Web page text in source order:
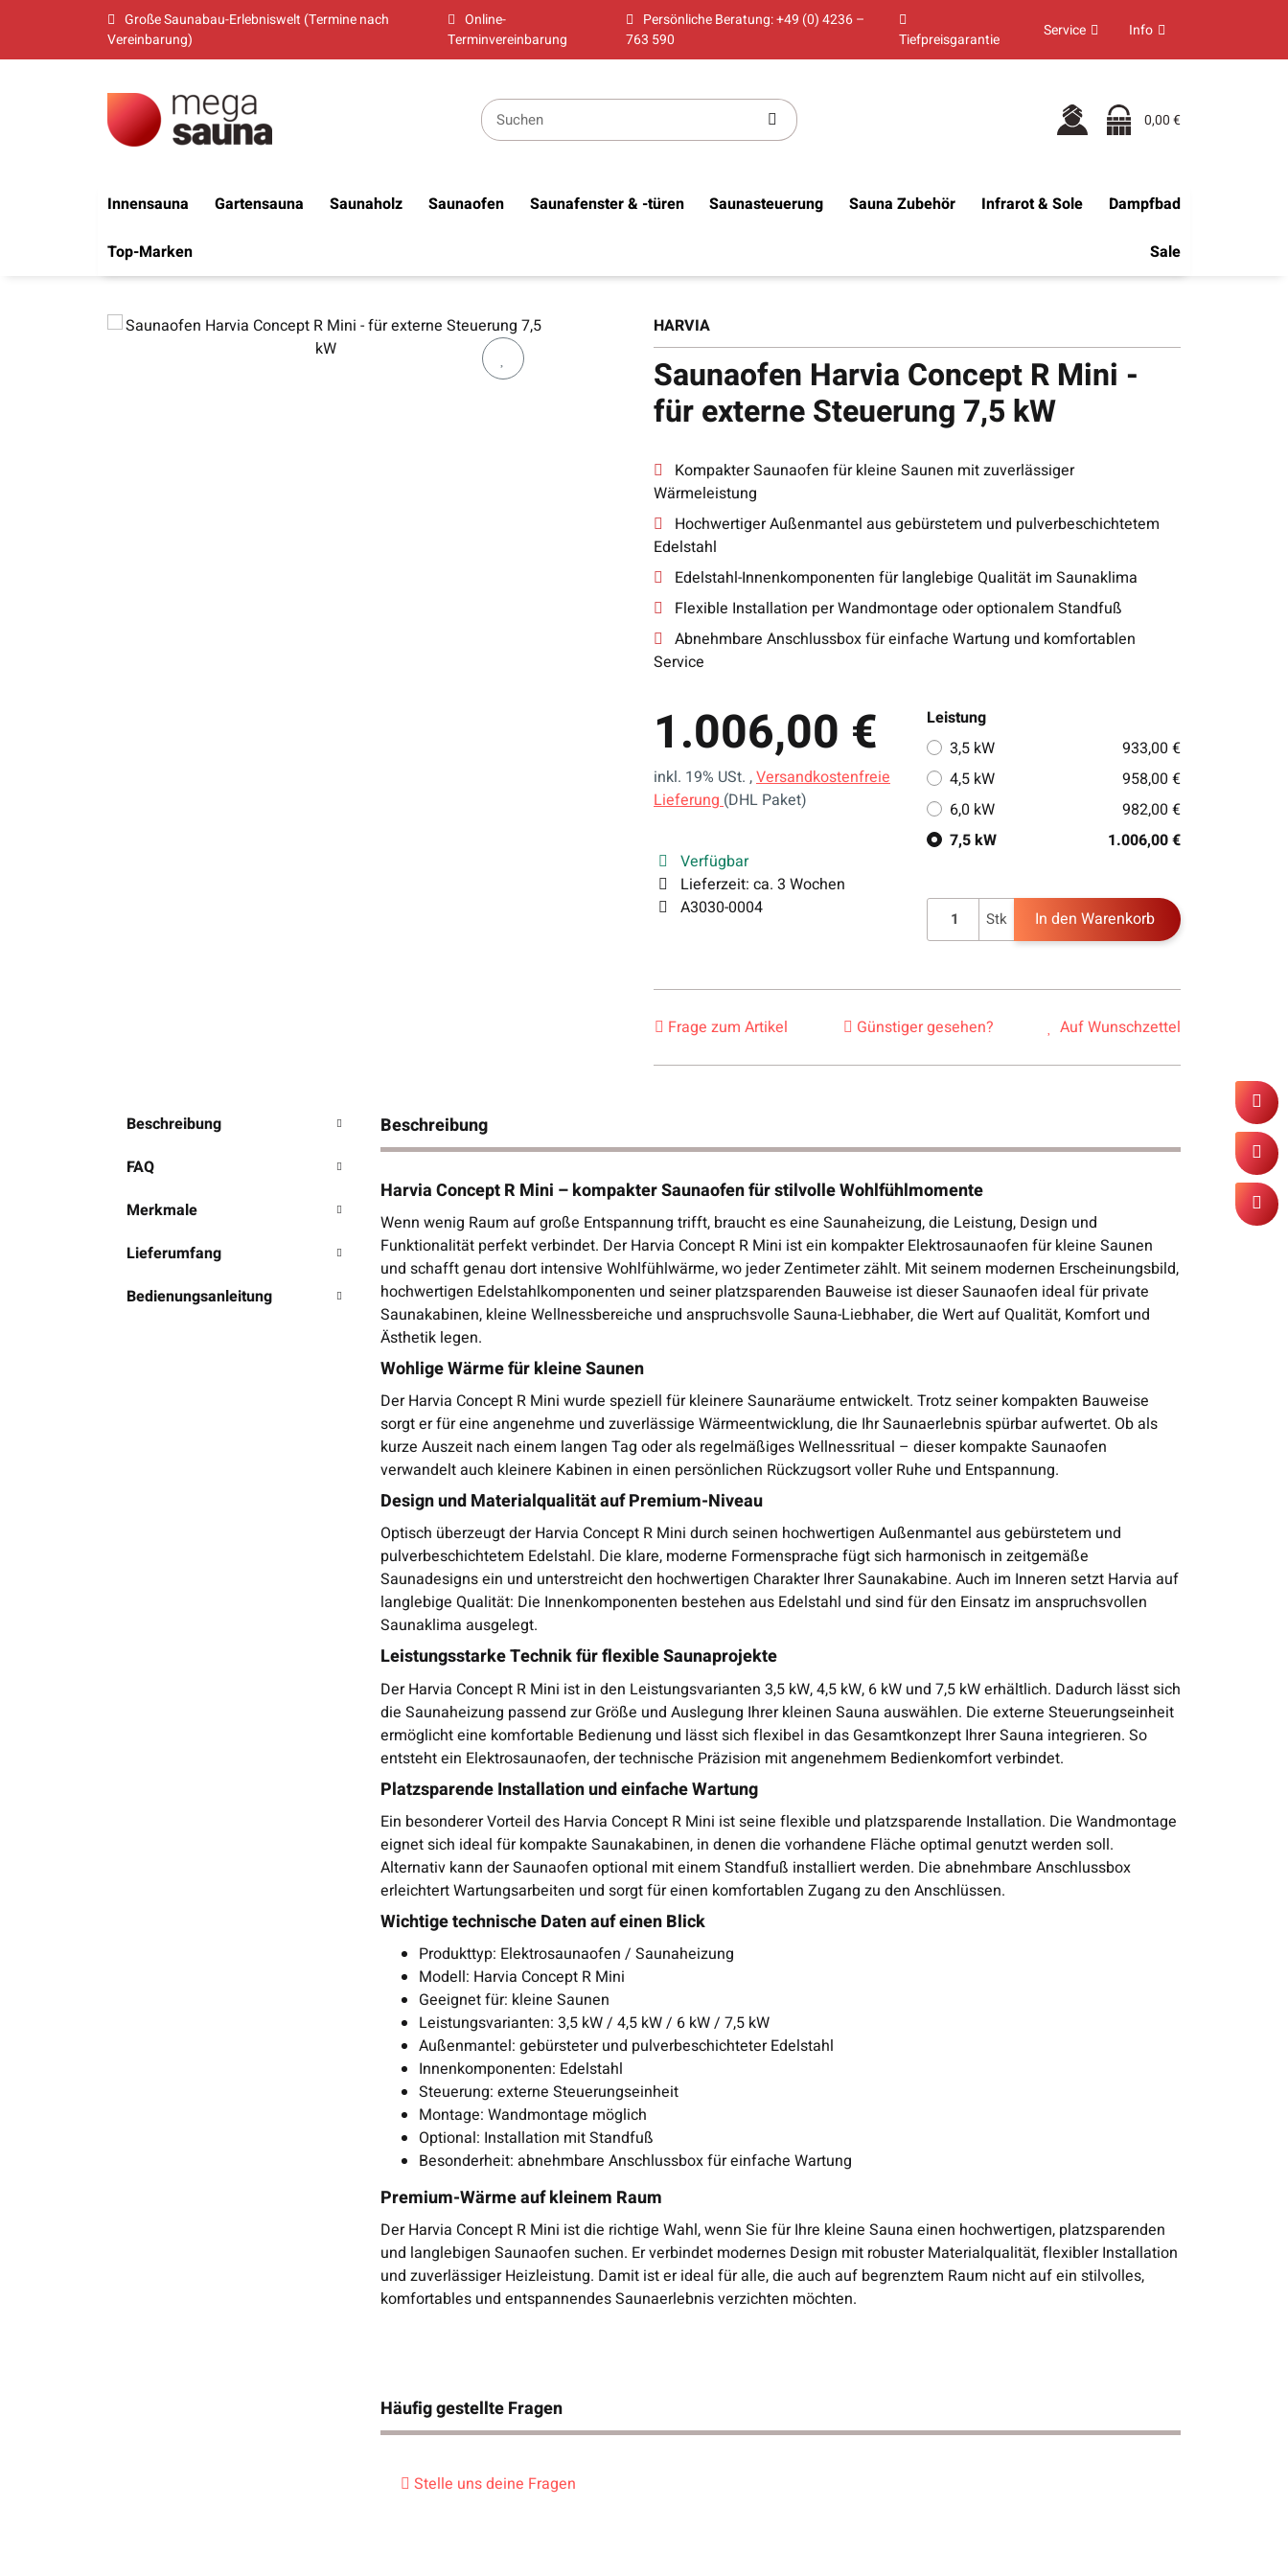
Große Saunabau-Erlebniswelt (Termine nach
Vereinbarung)
Online-
Terminvereinbarung
Persönliche Beratung: +49 (0) 4236 –
763 590
Tiefpreisgarantie Service Info
0,00 €
Innensauna Gartensauna Saunaholz Saunaofen Saunafenster & -türen Saunasteuerung Sauna Zubehör Infrarot & Sole Dampfbad
Top-Marken Sale
HARVIA
Saunaofen Harvia Concept R Mini -
für externe Steuerung 7,5 kW
Kompakter Saunaofen für kleine Saunen mit zuverlässiger
Wärmeleistung
Hochwertiger Außenmantel aus gebürstetem und pulverbeschichtetem
Edelstahl
Edelstahl-Innenkomponenten für langlebige Qualität im Saunaklima
Flexible Installation per Wandmontage oder optionalem Standfuß
Abnehmbare Anschlussbox für einfache Wartung und komfortablen
Service
1.006,00 €
inkl. 19% USt. ,Versandkostenfreie
Lieferung(DHL Paket)
Verfügbar
Lieferzeit: ca. 3 Wochen
A3030-0004
Leistung
3,5 kW
933,00 €
4,5 kW
958,00 €
6,0 kW
982,00 €
7,5 kW
1.006,00 €
Stk In den Warenkorb
Frage zum Artikel Günstiger gesehen? Auf Wunschzettel
Beschreibung
FAQ
Merkmale
Lieferumfang
Bedienungsanleitung
Beschreibung
Harvia Concept R Mini – kompakter Saunaofen für stilvolle Wohlfühlmomente
Wenn wenig Raum auf große Entspannung trifft, braucht es eine Saunaheizung, die Leistung, Design und
Funktionalität perfekt verbindet. Der Harvia Concept R Mini ist ein kompakter Elektrosaunaofen für kleine Saunen
und schafft genau dort intensive Wohlfühlwärme, wo jeder Zentimeter zählt. Mit seinem modernen Erscheinungsbild,
hochwertigen Edelstahlkomponenten und seiner platzsparenden Bauweise ist dieser Saunaofen ideal für private
Saunakabinen, kleine Wellnessbereiche und anspruchsvolle Sauna-Liebhaber, die Wert auf Qualität, Komfort und
Ästhetik legen.
Wohlige Wärme für kleine Saunen
Der Harvia Concept R Mini wurde speziell für kleinere Saunaräume entwickelt. Trotz seiner kompakten Bauweise
sorgt er für eine angenehme und zuverlässige Wärmeentwicklung, die Ihr Saunaerlebnis spürbar aufwertet. Ob als
kurze Auszeit nach einem langen Tag oder als regelmäßiges Wellnessritual – dieser kompakte Saunaofen
verwandelt auch kleinere Kabinen in einen persönlichen Rückzugsort voller Ruhe und Entspannung.
Design und Materialqualität auf Premium-Niveau
Optisch überzeugt der Harvia Concept R Mini durch seinen hochwertigen Außenmantel aus gebürstetem und
pulverbeschichtetem Edelstahl. Die klare, moderne Formensprache fügt sich harmonisch in zeitgemäße
Saunadesigns ein und unterstreicht den hochwertigen Charakter Ihrer Saunakabine. Auch im Inneren setzt Harvia auf
langlebige Qualität: Die Innenkomponenten bestehen aus Edelstahl und sind für den Einsatz im anspruchsvollen
Saunaklima ausgelegt.
Leistungsstarke Technik für flexible Saunaprojekte
Der Harvia Concept R Mini ist in den Leistungsvarianten 3,5 kW, 4,5 kW, 6 kW und 7,5 kW erhältlich. Dadurch lässt sich
die Saunaheizung passend zur Größe und Auslegung Ihrer kleinen Sauna auswählen. Die externe Steuerungseinheit
ermöglicht eine komfortable Bedienung und lässt sich flexibel in das Gesamtkonzept Ihrer Sauna integrieren. So
entsteht ein Elektrosaunaofen, der technische Präzision mit angenehmem Bedienkomfort verbindet.
Platzsparende Installation und einfache Wartung
Ein besonderer Vorteil des Harvia Concept R Mini ist seine flexible und platzsparende Installation. Die Wandmontage
eignet sich ideal für kompakte Saunakabinen, in denen die vorhandene Fläche optimal genutzt werden soll.
Alternativ kann der Saunaofen optional mit einem Standfuß installiert werden. Die abnehmbare Anschlussbox
erleichtert Wartungsarbeiten und sorgt für einen komfortablen Zugang zu den Anschlüssen.
Wichtige technische Daten auf einen Blick
Produkttyp: Elektrosaunaofen / Saunaheizung
Modell: Harvia Concept R Mini
Geeignet für: kleine Saunen
Leistungsvarianten: 3,5 kW / 4,5 kW / 6 kW / 7,5 kW
Außenmantel: gebürsteter und pulverbeschichteter Edelstahl
Innenkomponenten: Edelstahl
Steuerung: externe Steuerungseinheit
Montage: Wandmontage möglich
Optional: Installation mit Standfuß
Besonderheit: abnehmbare Anschlussbox für einfache Wartung
Premium-Wärme auf kleinem Raum
Der Harvia Concept R Mini ist die richtige Wahl, wenn Sie für Ihre kleine Sauna einen hochwertigen, platzsparenden
und langlebigen Saunaofen suchen. Er verbindet modernes Design mit robuster Materialqualität, flexibler Installation
und zuverlässiger Heizleistung. Damit ist er ideal für alle, die auch auf begrenztem Raum nicht auf ein stilvolles,
komfortables und entspannendes Saunaerlebnis verzichten möchten.
Häufig gestellte Fragen
Stelle uns deine Fragen